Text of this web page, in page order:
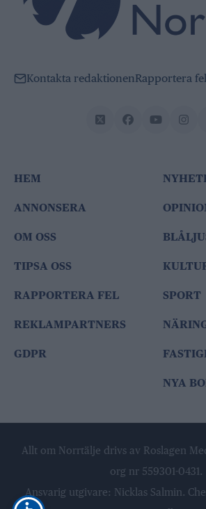
Kontakta redaktionenRapportera fel
HEM
ANNONSERA
OM OSS
TIPSA OSS
RAPPORTERA FEL
REKLAMPARTNERS
GDPR
SPORT
NYA
Allt om Norrtälje drivs av Roslagen
org nr 559301-0431.
Ansvarig utgivare: Nicklas Salmin.